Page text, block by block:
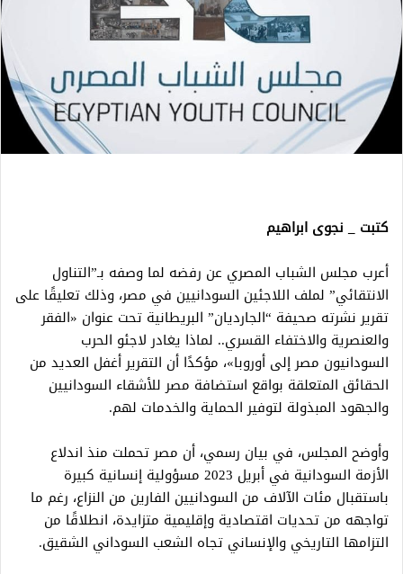
كتبت _ نجوى ابراهيم
أعرب مجلس الشباب المصري عن رفضه لما وصفه بـ”التناول
الانتقائي” لملف اللاجئين السودانيين في مصر، وذلك تعليقًا على
تقرير نشرته صحيفة “الجارديان” البريطانية تحت عنوان «الفقر
والعنصرية والاختفاء القسري.. لماذا يغادر لاجئو الحرب
السودانيون مصر إلى أوروبا»، مؤكدًا أن التقرير أغفل العديد من
الحقائق المتعلقة بواقع استضافة مصر للأشقاء السودانيين
والجهود المبذولة لتوفير الحماية والخدمات لهم.
وأوضح المجلس، في بيان رسمي، أن مصر تحملت منذ اندلاع
الأزمة السودانية في أبريل 2023 مسؤولية إنسانية كبيرة
باستقبال مئات الآلاف من السودانيين الفارين من النزاع، رغم ما
تواجهه من تحديات اقتصادية وإقليمية متزايدة، انطلاقًا من
التزامها التاريخي والإنساني تجاه الشعب السوداني الشقيق.